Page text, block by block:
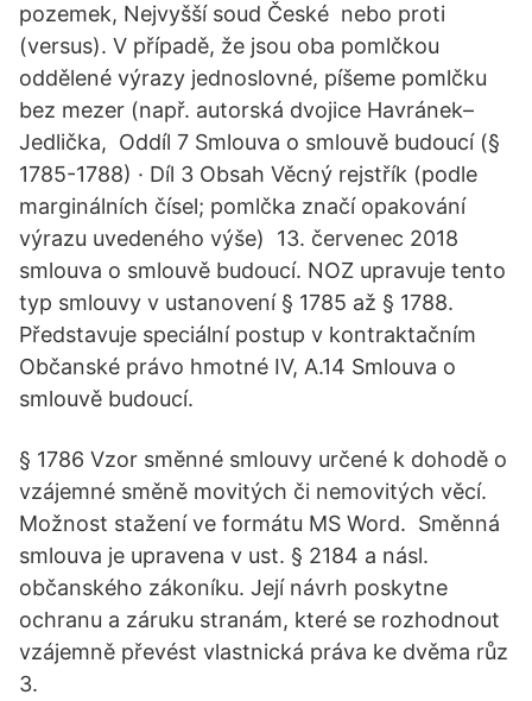
pozemek, Nejvyšší soud České nebo proti
(versus). V případě, že jsou oba pomlčkou
oddělené výrazy jednoslovné, píšeme pomlčku
bez mezer (např. autorská dvojice Havránek–⁠
Jedlička, Oddíl 7 Smlouva o smlouvě budoucí (§
1785-1788) · Díl 3 Obsah Věcný rejstřík (podle
marginálních čísel; pomlčka značí opakování
výrazu uvedeného výše) 13. červenec 2018
smlouva o smlouvě budoucí. NOZ upravuje tento
typ smlouvy v ustanovení § 1785 až § 1788.
Představuje speciální postup v kontraktačním
Občanské právo hmotné IV, A.14 Smlouva o
smlouvě budoucí.
§ 1786 Vzor směnné smlouvy určené k dohodě o
vzájemné směně movitých či nemovitých věcí.
Možnost stažení ve formátu MS Word. Směnná
smlouva je upravena v ust. § 2184 a násl.
občanského zákoníku. Její návrh poskytne
ochranu a záruku stranám, které se rozhodnout
vzájemně převést vlastnická práva ke dvěma růz
3.